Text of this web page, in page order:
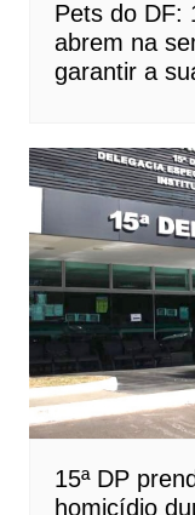
Pets do DF:
abrem na
garantir a
15ª DP
homicídio